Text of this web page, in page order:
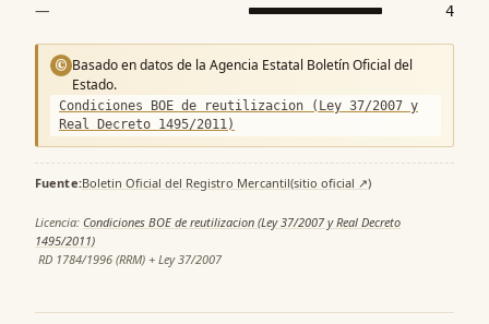
— 4
© Basado en datos de la Agencia Estatal Boletín Oficial del
Estado.
Condiciones BOE de reutilizacion (Ley 37/2007 y
Real Decreto 1495/2011)
Fuente:Boletin Oficial del Registro Mercantil(sitio oficial ↗)·
Licencia: Condiciones BOE de reutilizacion (Ley 37/2007 y Real Decreto
1495/2011)
·RD 1784/1996 (RRM) + Ley 37/2007